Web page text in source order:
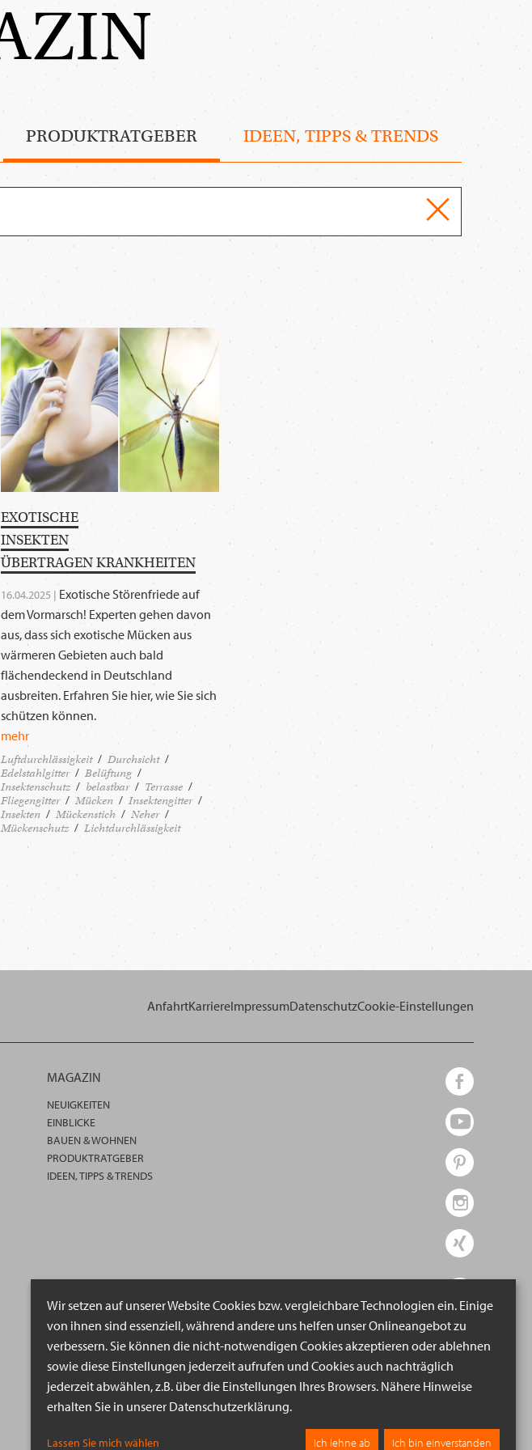
Wir setzen auf unserer Website Cookies bzw. vergleichbare Technologien ein. Einige
von ihnen sind essenziell, während andere uns helfen unser Onlineangebot zu
verbessern. Sie können die nicht-notwendigen Cookies akzeptieren oder ablehnen
sowie diese Einstellungen jederzeit aufrufen und Cookies auch nachträglich
jederzeit abwählen, z.B. über die Einstellungen Ihres Browsers. Nähere Hinweise
erhalten Sie in unserer Datenschutzerklärung.
Lassen Sie mich wählen Ich lehne ab Ich bin einverstanden
PRODUKTRATGEBER IDEEN, TIPPS & TRENDS
EXOTISCHE
INSEKTEN
ÜBERTRAGEN KRANKHEITEN
16.04.2025 | Exotische Störenfriede auf
dem Vormarsch! Experten gehen davon
aus, dass sich exotische Mücken aus
wärmeren Gebieten auch bald
flächendeckend in Deutschland
ausbreiten. Erfahren Sie hier, wie Sie sich
schützen können.
mehr
Luftdurchlässigkeit
Durchsicht
Edelstahlgitter
Belüftung
Insektenschutz
belastbar
Terrasse
Fliegengitter
Mücken
Insektengitter
Insekten
Mückenstich
Neher
Mückenschutz
Lichtdurchlässigkeit
AnfahrtKarriereImpressumDatenschutzCookie-Einstellungen
MAGAZIN
NEUIGKEITEN
EINBLICKE
BAUEN & WOHNEN
PRODUKTRATGEBER
IDEEN, TIPPS & TRENDS